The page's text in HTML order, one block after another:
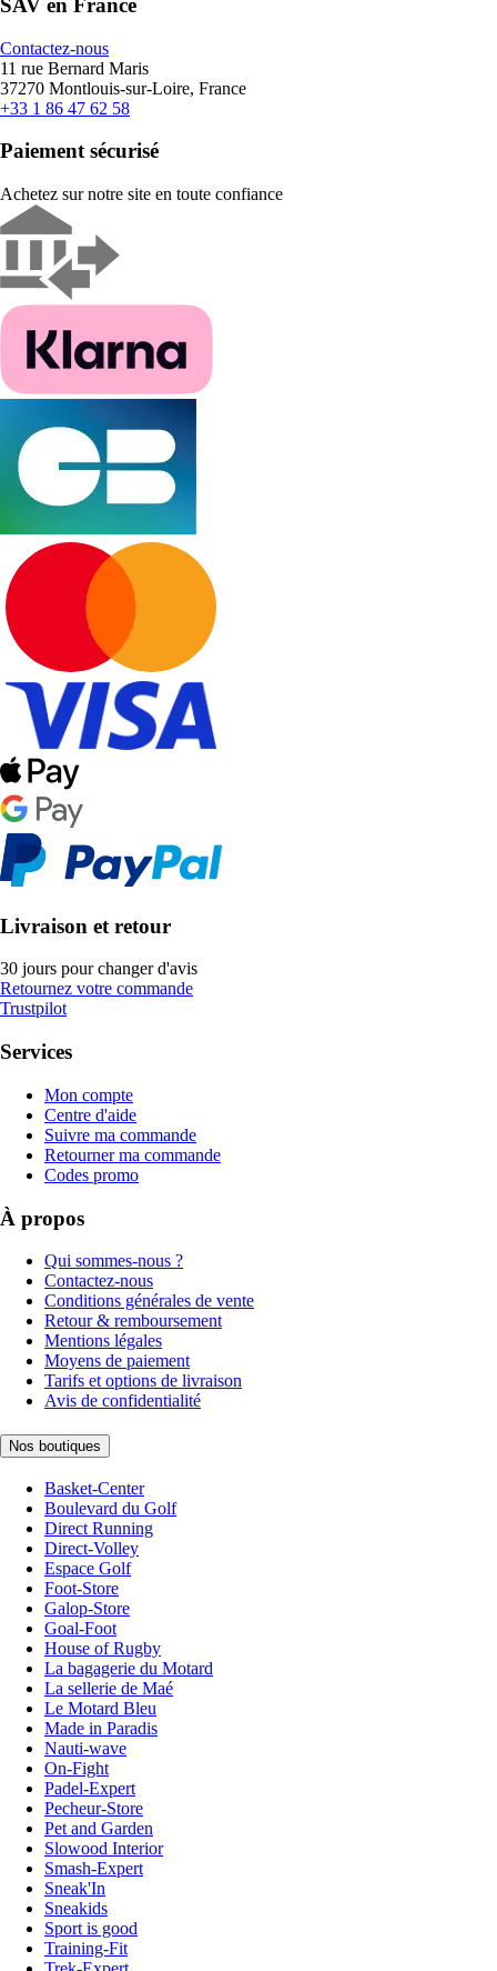
SAV en France
Contactez-nous
11 rue Bernard Maris
37270 Montlouis-sur-Loire, France
+33 1 86 47 62 58
Paiement sécurisé
Achetez sur notre site en toute confiance
Livraison et retour
30 jours pour changer d'avis
Retournez votre commande
Trustpilot
Services
Mon compte
Centre d'aide
Suivre ma commande
Retourner ma commande
Codes promo
À propos
Qui sommes-nous ?
Contactez-nous
Conditions générales de vente
Retour & remboursement
Mentions légales
Moyens de paiement
Tarifs et options de livraison
Avis de confidentialité
Nos boutiques
Basket-Center
Boulevard du Golf
Direct Running
Direct-Volley
Espace Golf
Foot-Store
Galop-Store
Goal-Foot
House of Rugby
La bagagerie du Motard
La sellerie de Maé
Le Motard Bleu
Made in Paradis
Nauti-wave
On-Fight
Padel-Expert
Pecheur-Store
Pet and Garden
Slowood Interior
Smash-Expert
Sneak'In
Sneakids
Sport is good
Training-Fit